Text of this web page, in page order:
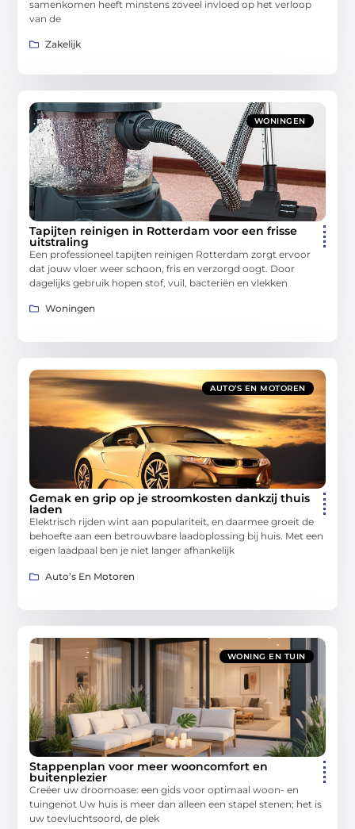
samenkomen heeft minstens zoveel invloed op het verloop
van de
Zakelijk
WONINGEN
Tapijten reinigen in Rotterdam voor een frisse
uitstraling
Een professioneel tapijten reinigen Rotterdam zorgt ervoor
dat jouw vloer weer schoon, fris en verzorgd oogt. Door
dagelijks gebruik hopen stof, vuil, bacteriën en vlekken
Woningen
AUTO’S EN MOTOREN
Gemak en grip op je stroomkosten dankzij thuis
laden
Elektrisch rijden wint aan populariteit, en daarmee groeit de
behoefte aan een betrouwbare laadoplossing bij huis. Met een
eigen laadpaal ben je niet langer afhankelijk
Auto’s En Motoren
WONING EN TUIN
Stappenplan voor meer wooncomfort en
buitenplezier
Creëer uw droomoase: een gids voor optimaal woon- en
tuingenot Uw huis is meer dan alleen een stapel stenen; het is
uw toevluchtsoord, de plek